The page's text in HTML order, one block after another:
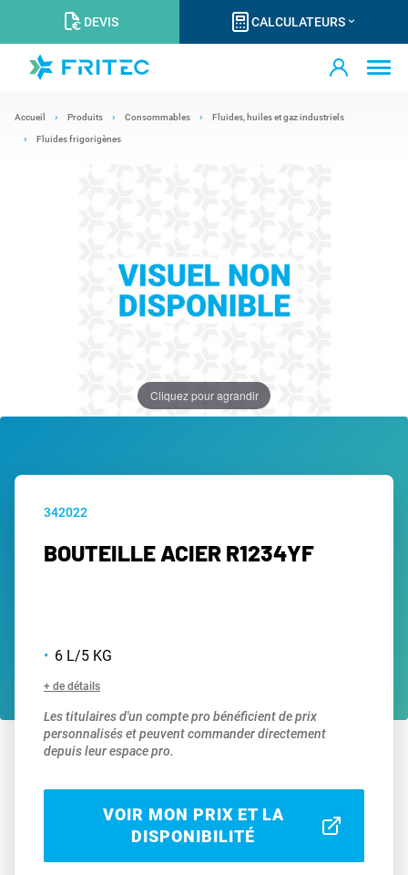
DEVIS CALCULATEURS
Accueil Produits Consommables Fluides, huiles et gaz industriels
Fluides frigorigènes
Cliquez pour agrandir
342022
BOUTEILLE ACIER R1234YF
6 L/5 KG
+ de détails
Les titulaires d'un compte pro bénéficient de prix
personnalisés et peuvent commander directement
depuis leur espace pro.
VOIR MON PRIX ET LA
DISPONIBILITÉ